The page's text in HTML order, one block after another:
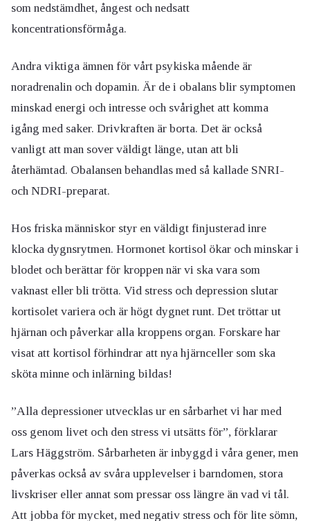
som nedstämdhet, ångest och nedsatt
koncentrationsförmåga.
Andra viktiga ämnen för vårt psykiska mående är
noradrenalin och dopamin. Är de i obalans blir symptomen
minskad energi och intresse och svårighet att komma
igång med saker. Drivkraften är borta. Det är också
vanligt att man sover väldigt länge, utan att bli
återhämtad. Obalansen behandlas med så kallade SNRI-
och NDRI-preparat.
Hos friska människor styr en väldigt finjusterad inre
klocka dygnsrytmen. Hormonet kortisol ökar och minskar i
blodet och berättar för kroppen när vi ska vara som
vaknast eller bli trötta. Vid stress och depression slutar
kortisolet variera och är högt dygnet runt. Det tröttar ut
hjärnan och påverkar alla kroppens organ. Forskare har
visat att kortisol förhindrar att nya hjärnceller som ska
sköta minne och inlärning bildas!
”Alla depressioner utvecklas ur en sårbarhet vi har med
oss genom livet och den stress vi utsätts för”, förklarar
Lars Häggström. Sårbarheten är inbyggd i våra gener, men
påverkas också av svåra upplevelser i barndomen, stora
livskriser eller annat som pressar oss längre än vad vi tål.
Att jobba för mycket, med negativ stress och för lite sömn,